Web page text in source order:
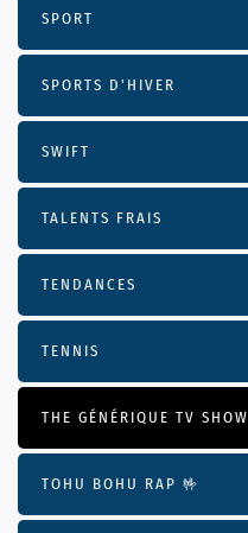
SPORT
SPORTS D'HIVER
SWIFT
TALENTS FRAIS
TENDANCES
TENNIS
THE GÉNÉRIQUE TV SHOW
TOHU BOHU RAP 🤟